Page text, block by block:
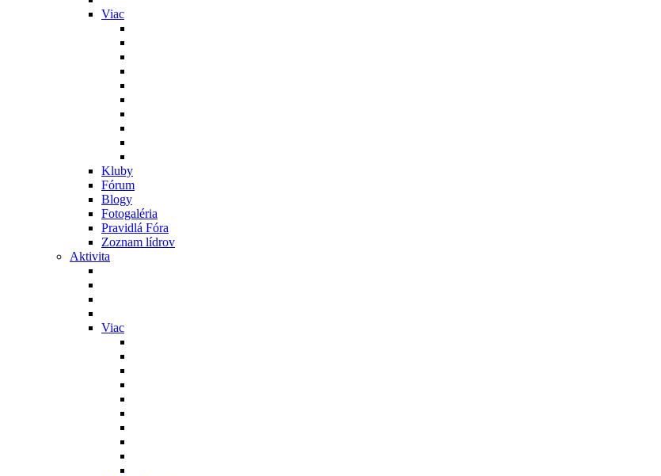
Viac
Kluby
Fórum
Blogy
Fotogaléria
Pravidlá Fóra
Zoznam lídrov
Aktivita
Viac